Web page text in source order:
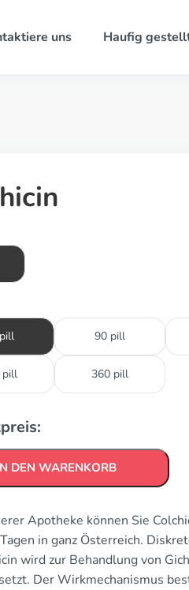
uns Haufig
90 pill
pill 360 pill
DEN WARENKORB
Apotheke können Sie
in ganz Österreich.
wird zur Behandlung von
Der Wirkmechanismus